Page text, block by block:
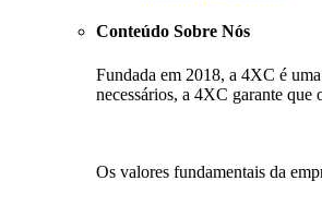
Conteúdo Sobre Nós
Fundada em 2018, a 4XC é
necessários, a 4XC garante que
Os valores fundamentais da